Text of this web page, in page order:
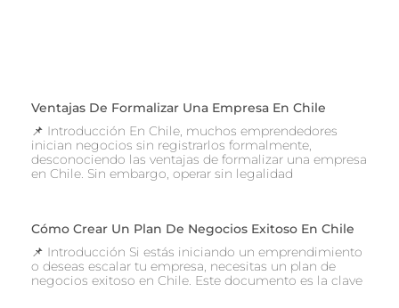
Ventajas De Formalizar Una Empresa En Chile
📌 Introducción En Chile, muchos emprendedores
inician negocios sin registrarlos formalmente,
desconociendo las ventajas de formalizar una empresa
en Chile. Sin embargo, operar sin legalidad
Cómo Crear Un Plan De Negocios Exitoso En Chile
📌 Introducción Si estás iniciando un emprendimiento
o deseas escalar tu empresa, necesitas un plan de
negocios exitoso en Chile. Este documento es la clave